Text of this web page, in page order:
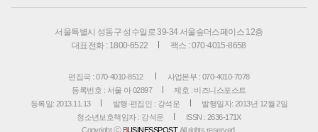
서울특별시 성동구 성수일로 39-34 서울숲더스페이스 12층
대표전화 : 1800-6522
팩스 : 070-4015-8658
편집국 : 070-4010-8512
사업본부 : 070-4010-7078
등록번호 : 서울 아 02897
제호 : 비즈니스포스트
등록일: 2013.11.13
발행·편집인 : 강석운
발행일자: 2013년 12월 2일
청소년보호책임자 : 강석운
ISSN : 2636-171X
Copyright ⓒ BUSINESSPOST. All rights reserved.